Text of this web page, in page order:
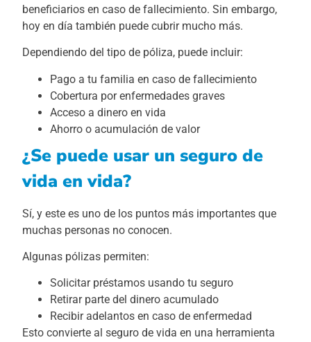
beneficiarios en caso de fallecimiento. Sin embargo,
hoy en día también puede cubrir mucho más.
Dependiendo del tipo de póliza, puede incluir:
Pago a tu familia en caso de fallecimiento
Cobertura por enfermedades graves
Acceso a dinero en vida
Ahorro o acumulación de valor
¿Se puede usar un seguro de
vida en vida?
Sí, y este es uno de los puntos más importantes que
muchas personas no conocen.
Algunas pólizas permiten:
Solicitar préstamos usando tu seguro
Retirar parte del dinero acumulado
Recibir adelantos en caso de enfermedad
Esto convierte al seguro de vida en una herramienta